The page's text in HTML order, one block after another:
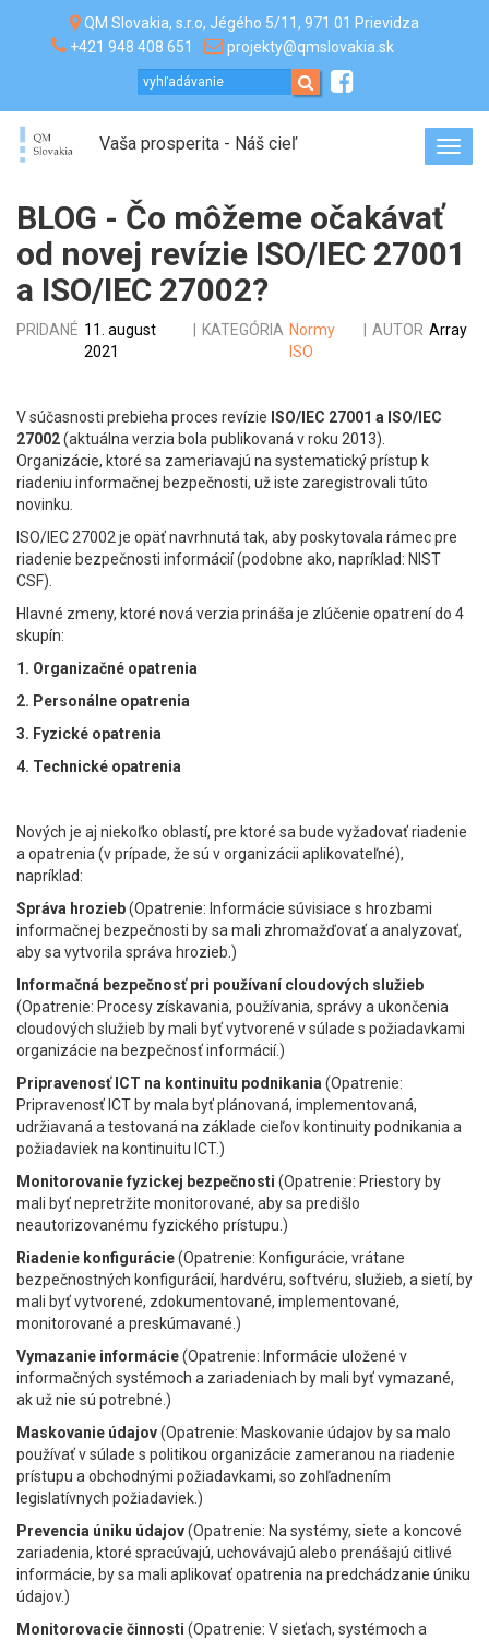
QM Slovakia, s.r.o, Jégého 5/11, 971 01 Prievidza
+421 948 408 651
projekty@qmslovakia.sk
Vaša prosperita - Náš cieľ
BLOG - Čo môžeme očakávať
od novej revízie ISO/IEC 27001
a ISO/IEC 27002?
PRIDANÉ 11. august
2021
| KATEGÓRIA Normy
ISO
| AUTOR Array
V súčasnosti prebieha proces revízie ISO/IEC 27001 a ISO/IEC
27002(aktuálna verzia bola publikovaná v roku 2013).
Organizácie, ktoré sa zameriavajú na systematický prístup k
riadeniu informačnej bezpečnosti, už iste zaregistrovali túto
novinku.
ISO/IEC 27002 je opäť navrhnutá tak, aby poskytovala rámec pre
riadenie bezpečnosti informácií (podobne ako, napríklad: NIST
CSF).
Hlavné zmeny, ktoré nová verzia prináša je zlúčenie opatrení do 4
skupín:
1. Organizačné opatrenia
2. Personálne opatrenia
3. Fyzické opatrenia
4. Technické opatrenia
Nových je aj niekoľko oblastí, pre ktoré sa bude vyžadovať riadenie
a opatrenia (v prípade, že sú v organizácii aplikovateľné),
napríklad:
Správa hrozieb(Opatrenie: Informácie súvisiace s hrozbami
informačnej bezpečnosti by sa mali zhromažďovať a analyzovať,
aby sa vytvorila správa hrozieb.)
Informačná bezpečnosť pri používaní cloudových služieb
(Opatrenie: Procesy získavania, používania, správy a ukončenia
cloudových služieb by mali byť vytvorené v súlade s požiadavkami
organizácie na bezpečnosť informácií.)
Pripravenosť ICT na kontinuitu podnikania (Opatrenie:
Pripravenosť ICT by mala byť plánovaná, implementovaná,
udržiavaná a testovaná na základe cieľov kontinuity podnikania a
požiadaviek na kontinuitu ICT.)
Monitorovanie fyzickej bezpečnosti (Opatrenie: Priestory by
mali byť nepretržite monitorované, aby sa predišlo
neautorizovanému fyzického prístupu.)
Riadenie konfigurácie(Opatrenie: Konfigurácie, vrátane
bezpečnostných konfigurácií, hardvéru, softvéru, služieb, a sietí, by
mali byť vytvorené, zdokumentované, implementované,
monitorované a preskúmavané.)
Vymazanie informácie(Opatrenie: Informácie uložené v
informačných systémoch a zariadeniach by mali byť vymazané,
ak už nie sú potrebné.)
Maskovanie údajov(Opatrenie: Maskovanie údajov by sa malo
používať v súlade s politikou organizácie zameranou na riadenie
prístupu a obchodnými požiadavkami, so zohľadnením
legislatívnych požiadaviek.)
Prevencia úniku údajov(Opatrenie: Na systémy, siete a koncové
zariadenia, ktoré spracúvajú, uchovávajú alebo prenášajú citlivé
informácie, by sa mali aplikovať opatrenia na predchádzanie úniku
údajov.)
Monitorovacie činnosti (Opatrenie: V sieťach, systémoch a